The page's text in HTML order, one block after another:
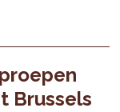
Brussels